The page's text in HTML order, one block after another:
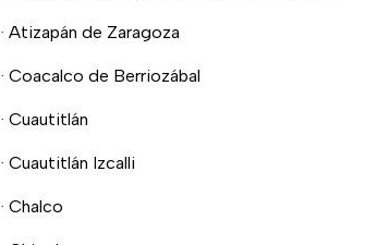
· Atizapán de Zaragoza
· Coacalco de Berriozábal
· Cuautitlán
· Cuautitlán Izcalli
· Chalco